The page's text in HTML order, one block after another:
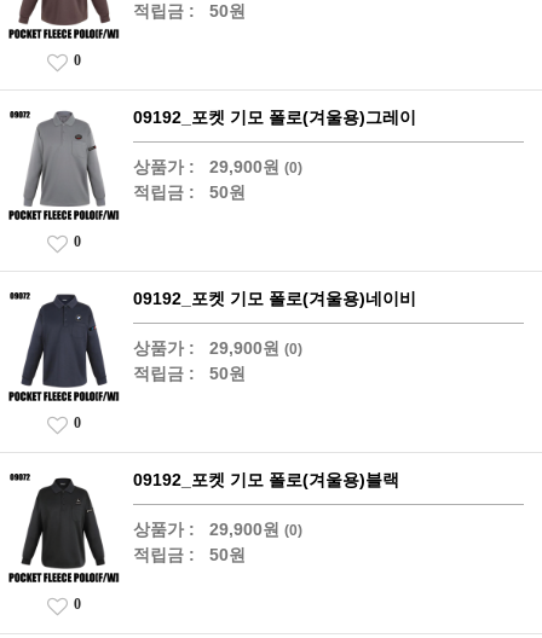
적립금 : 50원
0
09192_포켓 기모 폴로(겨울용)그레이
상품가 : 29,900원 (0)
적립금 : 50원
0
09192_포켓 기모 폴로(겨울용)네이비
상품가 : 29,900원 (0)
적립금 : 50원
0
09192_포켓 기모 폴로(겨울용)블랙
상품가 : 29,900원 (0)
적립금 : 50원
0